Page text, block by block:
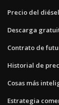
Precio del
Descarga
Contrato de
Historial de
Cosas más
Estrategia